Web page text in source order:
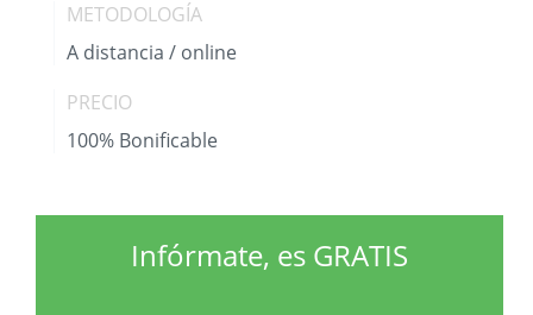
METODOLOGÍA
A distancia / online
PRECIO
100% Bonificable
Infórmate, es GRATIS